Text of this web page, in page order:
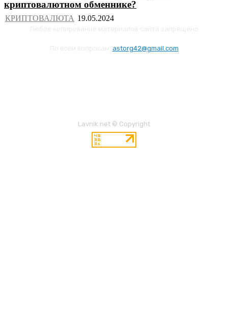
криптовалютном обменнике?
КРИПТОВАЛЮТА
astorg42@gmail.com
Lavnik.net © Copyright